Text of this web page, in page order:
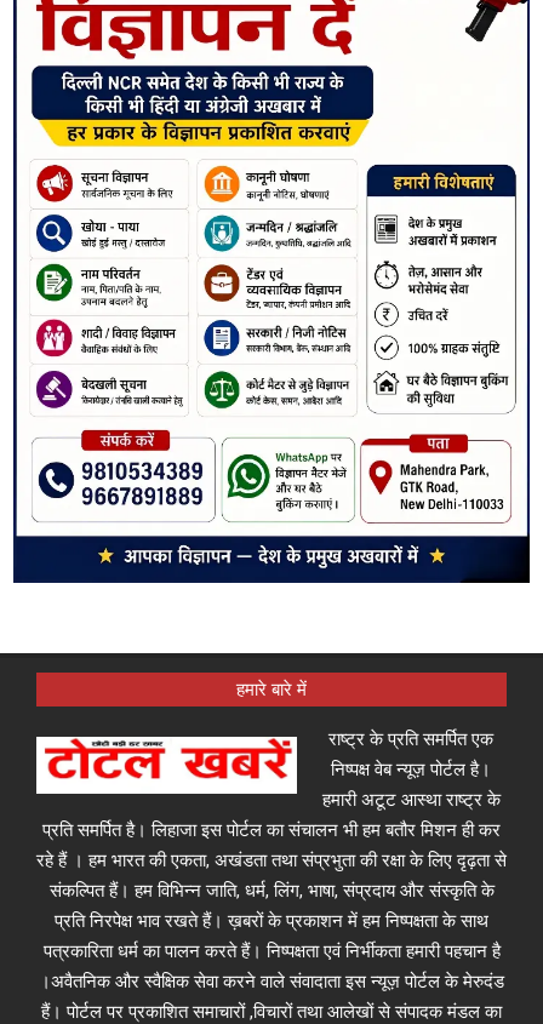
हमारे बारे में
राष्ट्र के प्रति समर्पित एक
निष्पक्ष वेब न्यूज़ पोर्टल है।
हमारी अटूट आस्था राष्ट्र के
प्रति समर्पित है। लिहाजा इस पोर्टल का संचालन भी हम बतौर मिशन ही कर
रहे हैं । हम भारत की एकता, अखंडता तथा संप्रभुता की रक्षा के लिए दृढ़ता से
संकल्पित हैं। हम विभिन्न जाति, धर्म, लिंग, भाषा, संप्रदाय और संस्कृति के
प्रति निरपेक्ष भाव रखते हैं। ख़बरों के प्रकाशन में हम निष्पक्षता के साथ
पत्रकारिता धर्म का पालन करते हैं। निष्पक्षता एवं निर्भीकता हमारी पहचान है
।अवैतनिक और स्वैक्षिक सेवा करने वाले संवादाता इस न्यूज़ पोर्टल के मेरुदंड
हैं। पोर्टल पर प्रकाशित समाचारों ,विचारों तथा आलेखों से संपादक मंडल का